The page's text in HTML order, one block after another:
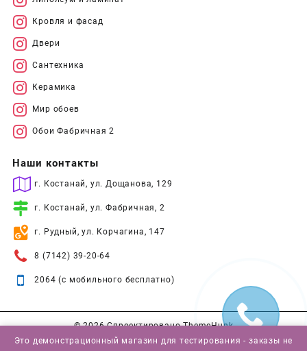
Кровля и фасад
Двери
Сантехника
Керамика
Мир обоев
Обои Фабричная 2
Наши контакты
г. Костанай, ул. Дощанова, 129
г. Костанай, ул. Фабричная, 2
г. Рудный, ул. Корчагина, 147
8 (7142) 39-20-64
2064 (с мобильного бесплатно)
© 2026Спроектировано ThemeHunk
Это демонстрационный магазин для тестирования - заказы не